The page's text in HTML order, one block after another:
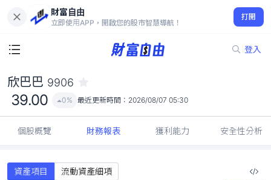
財富自由
立即使用APP，開啟您的股市智慧導航！
打開
登入
39.00
0%
欣巴巴 9906
39.00 0% 最近更新時間： 2026/08/07 05:30
個股概覽 財務報表 獲利能力 安全性分析
資產項目 流動資產細項